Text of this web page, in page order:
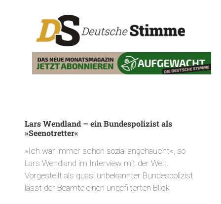
Lars Wendland – ein Bundespolizist als
»Seenotretter«
»Ich war immer schon sozial angehaucht«, so
Lars Wendland im Interview mit der Welt.
Vorgestellt als quasi unbekannter Bundespolizist
lässt der Beamte einen ungefilterten Blick